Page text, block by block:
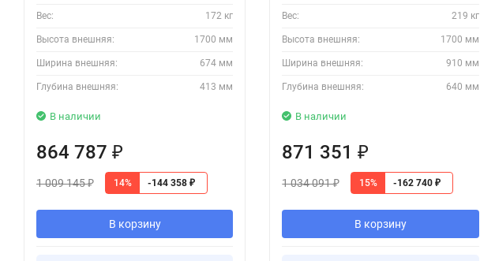
Вес: 172 кг
Высота внешняя: 1700 мм
Ширина внешняя: 674 мм
Глубина внешняя: 413 мм
В наличии
864 787 ₽
1 009 145₽ 14% -144 358 ₽
В корзину
Вес: 219 кг
Высота внешняя: 1700 мм
Ширина внешняя: 910 мм
Глубина внешняя: 640 мм
В наличии
871 351₽
1 034 091₽ 15% -162 740₽
В корзину